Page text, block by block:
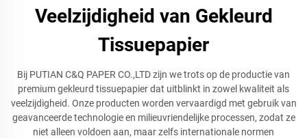
Veelzijdigheid van Gekleurd
Tissuepapier
Bij PUTIAN C&Q PAPER CO.,LTD zijn we trots op de productie van
premium gekleurd tissuepapier dat uitblinkt in zowel kwaliteit als
veelzijdigheid. Onze producten worden vervaardigd met gebruik van
geavanceerde technologie en milieuvriendelijke processen, zodat ze
niet alleen voldoen aan, maar zelfs internationale normen